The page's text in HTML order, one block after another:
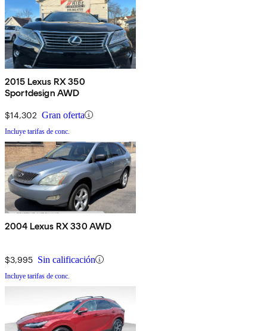
2015 Lexus RX 350
Sportdesign AWD
$14,302 Gran oferta
Incluye tarifas de conc.
2004 Lexus RX 330 AWD
$3,995 Sin calificación
Incluye tarifas de conc.